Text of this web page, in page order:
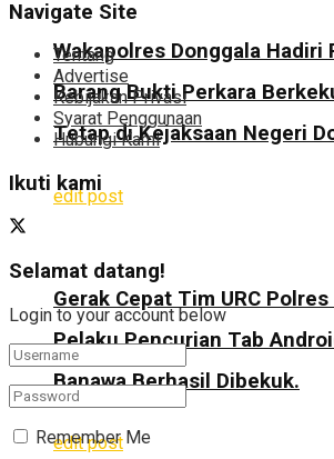
Wakapolres Donggala Hadiri
Barang Bukti Perkara
Tetap di Kejaksaan Negeri
edit post
Gerak Cepat Tim URC
Pelaku Pencurian Tab
Banawa Berhasil Dibekuk.
edit post
Navigate Site
Tentang
Advertise
Kebijakan Privasi
Syarat Penggunaan
Hubungi Kami
Ikuti kami
Selamat datang!
Login to your account below
Remember Me